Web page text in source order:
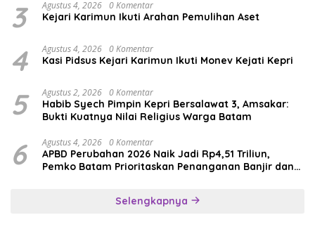
3 Agustus 4, 2026 0 Komentar
Kejari Karimun Ikuti Arahan Pemulihan Aset
4 Agustus 4, 2026 0 Komentar
Kasi Pidsus Kejari Karimun Ikuti Monev Kejati Kepri
5 Agustus 2, 2026 0 Komentar
Habib Syech Pimpin Kepri Bersalawat 3, Amsakar:
Bukti Kuatnya Nilai Religius Warga Batam
6 Agustus 4, 2026 0 Komentar
APBD Perubahan 2026 Naik Jadi Rp4,51 Triliun,
Pemko Batam Prioritaskan Penanganan Banjir dan
Selengkapnya